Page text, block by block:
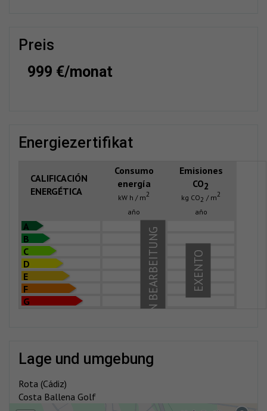
preis
999 €/monat
energiezertifikat
CALIFICACIÓN
ENERGÉTICA
Consumo
energía
kW h / m2
año
Emisiones
CO2
kg CO2 / m2
año
A
B
C
D
E
F
G
EXENTO
IN BEARBEITUNG
lage und umgebung
Rota (Cádiz)
Costa Ballena Golf